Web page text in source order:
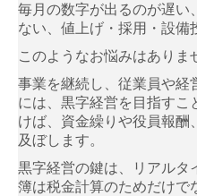
税務トピック
メディア掲載
自計化について
自計化のメリット
ＴＫＣシステムのメリッ
毎月の数字が出るのが遅い
ない、値上げ・採用・設備
このようなお悩みはありま
事業を継続し、従業員や経
には、黒字経営を目指すこ
けば、資金繰りや役員報酬
及ぼします。
黒字経営の鍵は、リアルタ
簿は税金計算のためだけで